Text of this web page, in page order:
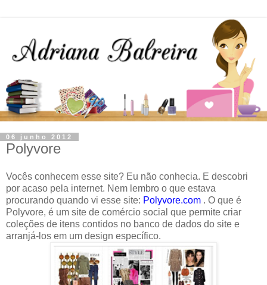
06 junho 2012
Polyvore
Vocês conhecem esse site? Eu não conhecia. E descobri
por acaso pela internet. Nem lembro o que estava
procurando quando vi esse site: Polyvore.com . O que é
Polyvore, é um site de comércio social que permite criar
coleções de itens contidos no banco de dados do site e
arranjá-los em um design específico.